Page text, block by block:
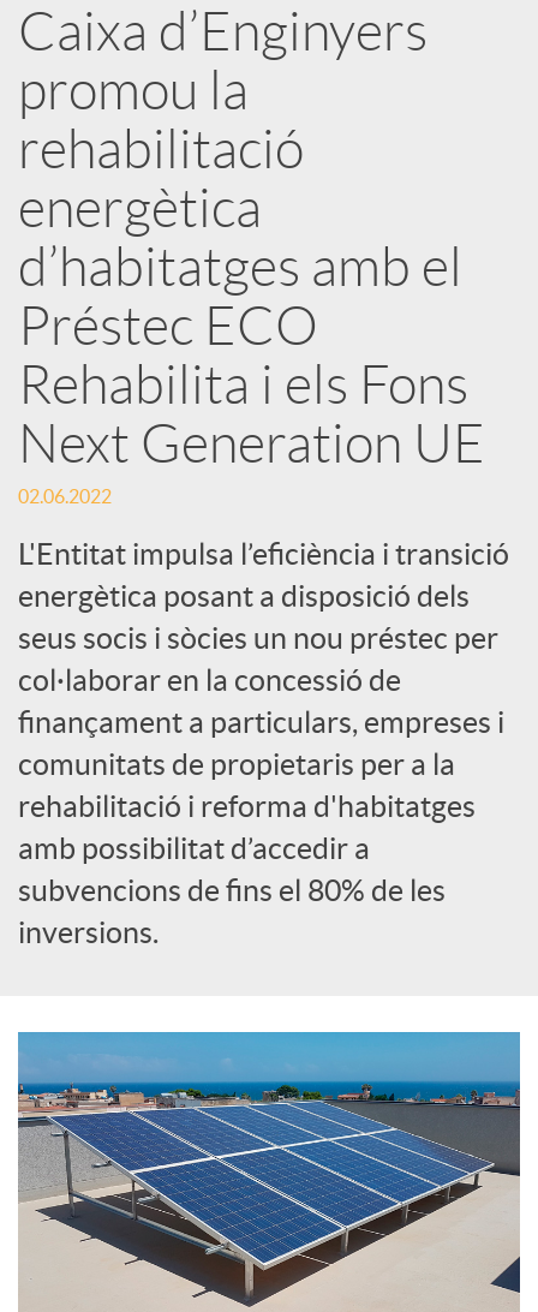
a
r
x
e
s
S
c
i
a
l
s
Caixa d’Enginyers
promou la
rehabilitació
energètica
d’habitatges amb el
Préstec ECO
Rehabilita i els Fons
Next Generation UE
02.06.2022
L'Entitat impulsa l’eficiència i transició
energètica posant a disposició dels
seus socis i sòcies un nou préstec per
col·laborar en la concessió de
finançament a particulars, empreses i
comunitats de propietaris per a la
rehabilitació i reforma d'habitatges
amb possibilitat d’accedir a
subvencions de fins el 80% de les
inversions.